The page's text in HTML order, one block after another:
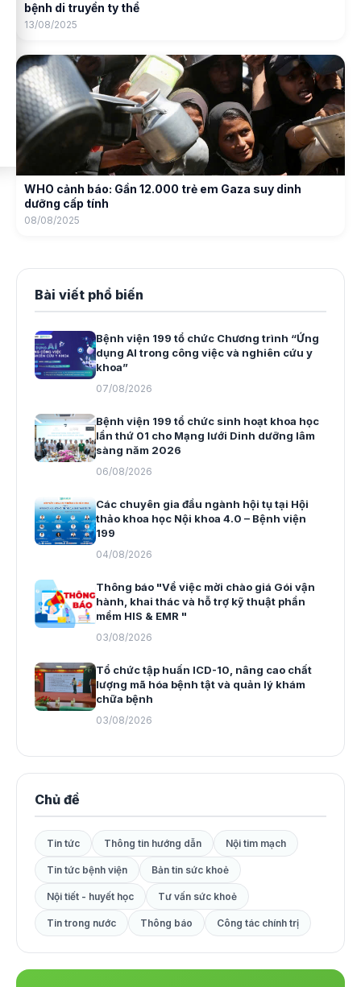
bệnh di truyền ty thể
13/08/2025
WHO cảnh báo: Gần 12.000 trẻ em Gaza suy dinh
dưỡng cấp tính
08/08/2025
Bài viết phổ biến
Bệnh viện 199 tổ chức Chương trình “Ứng
dụng AI trong công việc và nghiên cứu y
khoa”
07/08/2026
Bệnh viện 199 tổ chức sinh hoạt khoa học
lần thứ 01 cho Mạng lưới Dinh dưỡng lâm
sàng năm 2026
06/08/2026
Các chuyên gia đầu ngành hội tụ tại Hội
thảo khoa học Nội khoa 4.0 – Bệnh viện
199
04/08/2026
Thông báo "Về việc mời chào giá Gói vận
hành, khai thác và hỗ trợ kỹ thuật phần
mềm HIS & EMR "
03/08/2026
Tổ chức tập huấn ICD-10, nâng cao chất
lượng mã hóa bệnh tật và quản lý khám
chữa bệnh
03/08/2026
Chủ đề
Tin tức Thông tin hướng dẫn Nội tim mạch
Tin tức bệnh viện Bản tin sức khoẻ
Nội tiết - huyết học Tư vấn sức khoẻ
Tin trong nước Thông báo Công tác chính trị